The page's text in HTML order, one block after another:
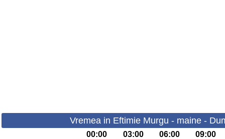
Vremea in Eftimie Murgu - maine -
00:00 03:00 06:00 09:00